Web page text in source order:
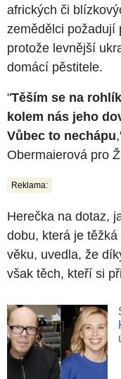
afrických či
zemědělci požadují
protože levnější
domácí pěstitele.
"Těším se na
kolem nás jeho
Vůbec to nechápu
Obermaierová pro
Reklama:
Herečka na dotaz,
dobu, která je
věku, uvedla, že
však těch, kteří si